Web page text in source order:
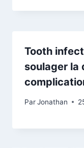
Tooth
soulager la
ParJonathan